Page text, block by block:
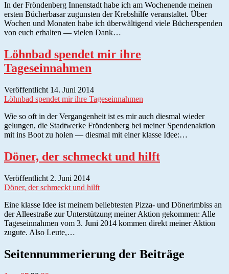
In der Fröndenberg Innenstadt habe ich am Wochenende meinen
ersten Bücherbasar zugunsten der Krebshilfe veranstaltet. Über
Wochen und Monaten habe ich überwältigend viele Bücherspenden
von euch erhalten — vielen Dank…
Löhnbad spendet mir ihre
Tageseinnahmen
Veröffentlicht 14. Juni 2014
Löhnbad spendet mir ihre Tageseinnahmen
Wie so oft in der Vergangenheit ist es mir auch diesmal wieder
gelungen, die Stadtwerke Fröndenberg bei meiner Spendenaktion
mit ins Boot zu holen — diesmal mit einer klasse Idee:…
Döner, der schmeckt und hilft
Veröffentlicht 2. Juni 2014
Döner, der schmeckt und hilft
Eine klasse Idee ist meinem beliebtesten Pizza- und Dönerimbiss an
der Alleestraße zur Unterstützung meiner Aktion gekommen: Alle
Tageseinnahmen vom 3. Juni 2014 kommen direkt meiner Aktion
zugute. Also Leute,…
Seitennummerierung der Beiträge